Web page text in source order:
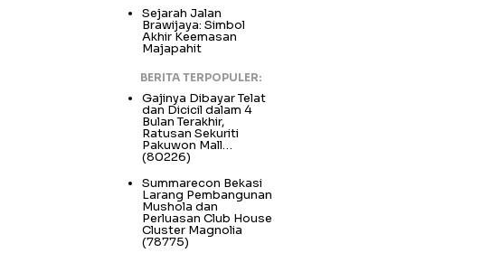
Sejarah Jalan
Brawijaya: Simbol
Akhir Keemasan
Majapahit
BERITA TERPOPULER:
Gajinya Dibayar Telat
dan Dicicil dalam 4
Bulan Terakhir,
Ratusan Sekuriti
Pakuwon Mall…
(80226)
Summarecon Bekasi
Larang Pembangunan
Mushola dan
Perluasan Club House
Cluster Magnolia
(78775)